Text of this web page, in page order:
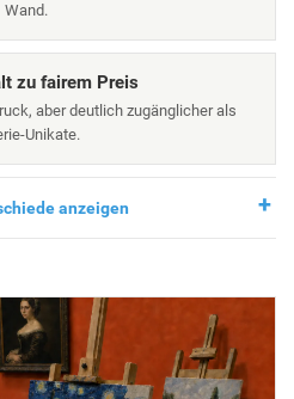
Wand.
zu fairem Preis
aber deutlich zugänglicher als
Unikate.
anzeigen